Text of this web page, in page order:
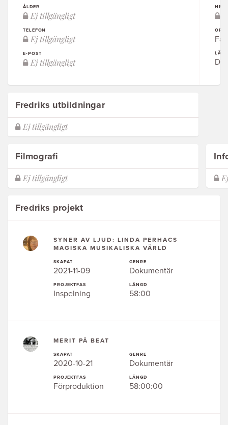
ÅLDER
TELEFON
E-POST
ORT
LÄN
Fredriks utbildningar
Filmografi
Fredriks projekt
SYNER AV LJUD: LINDA PERHACS
MAGISKA MUSIKALISKA VÄRLD
SKAPAT
2021-11-09
PROJEKTFAS
Inspelning
GENRE
Dokumentär
LÄNGD
58:00
MERIT PÅ BEAT
SKAPAT
2020-10-21
PROJEKTFAS
Förproduktion
GENRE
Dokumentär
LÄNGD
58:00:00